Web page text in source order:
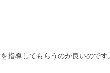
指導してもらうのが良いのです。